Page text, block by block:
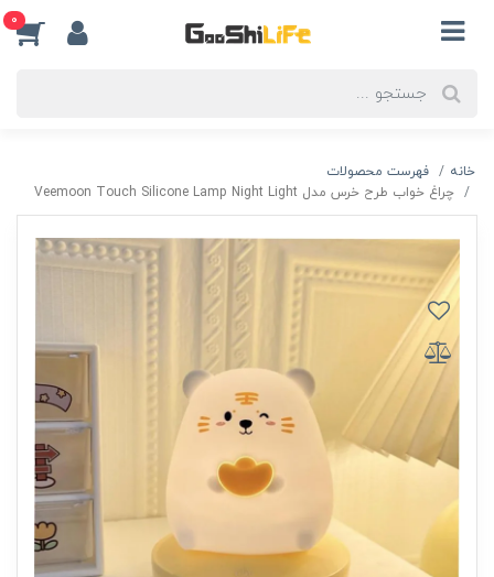
0
خانه
فهرست محصولات
چراغ خواب طرح خرس مدل Veemoon Touch Silicone Lamp Night Light